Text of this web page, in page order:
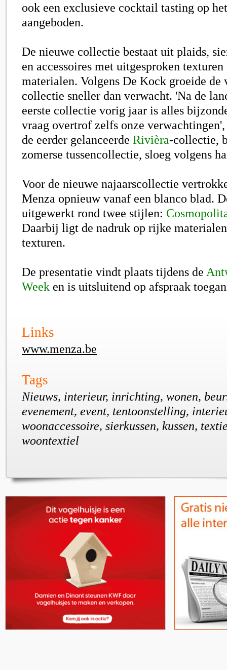
ook een exclusieve cocktail tasting op
aangeboden.
De nieuwe collectie bestaat uit plaids,
en accessoires met uitgesproken
materialen. Volgens De Kock groeide de
collectie sneller dan verwacht. 'Na de
eerste collectie vorig jaar is alles
vraag overtrof zelfs onze
de eerder gelanceerde Rivièra-collectie,
zomerse tussencollectie, sloeg volgens
Voor de nieuwe najaarscollectie
Menza opnieuw vanaf een blanco blad.
uitgewerkt rond twee stijlen:
Daarbij ligt de nadruk op rijke
texturen.
De presentatie vindt plaats tijdens de
Week en is uitsluitend op afspraak
Links
www.menza.be
Tags
Nieuws, interieur, inrichting, wonen,
evenement, event, tentoonstelling,
woonaccessoire, sierkussen, kussen,
woontextiel